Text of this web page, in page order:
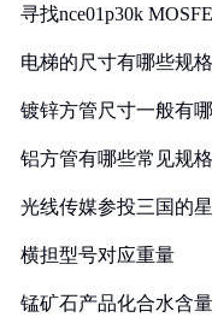
寻找nce01p30k
电梯的尺寸有哪些规格
镀锌方管尺寸一般有
铝方管有哪些常见规格
光线传媒参投三国的
横担型号对应重量
锰矿石产品化合水含量